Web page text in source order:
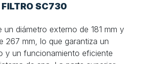
SC730
un diámetro externo de 181 mm y
267 mm, lo que garantiza un
y un funcionamiento eficiente